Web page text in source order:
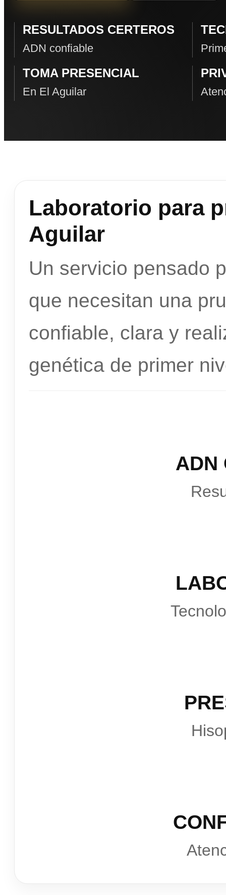
RESULTADOS CERTEROS
ADN confiable
TOMA PRESENCIAL
En El Aguilar
Laboratorio para
Aguilar
Un servicio pensado
que necesitan una
confiable, clara y
genética de primer
ADN